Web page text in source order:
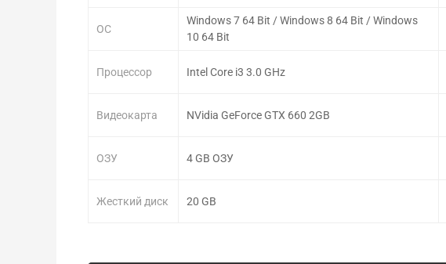
ОС
Процессор
Видеокарта
ОЗУ
Жесткий диск
Windows 7 64 Bit / Windows 8 64 Bit / Windows
10 64 Bit
Intel Core i3 3.0 GHz
NVidia GeForce GTX 660 2GB
4 GB ОЗУ
20 GB